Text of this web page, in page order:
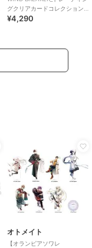
グクリアカードコレクション
Chinese cafe ver.
¥4,290
オトメイト
【オランピアソワレ